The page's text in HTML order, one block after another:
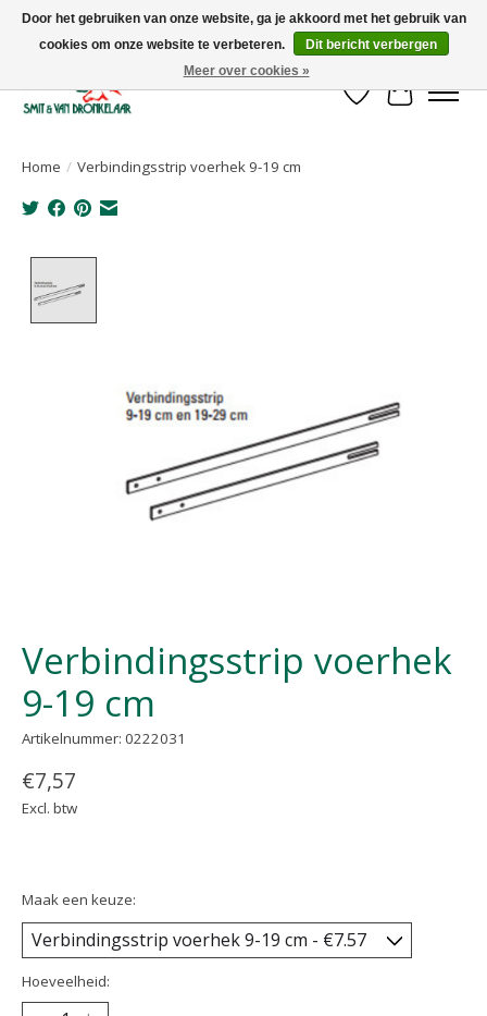
Uw leverancier voor stalinrichtingen en het opruwen van betonvloeren!
Verlanglijst
Home / Verbindingsstrip voerhek 9-19 cm
Verbindingsstrip voerhek
9-19 cm
Artikelnummer: 0222031
€7,57
Excl. btw
Maak een keuze:
Hoeveelheid:
Door het gebruiken van onze website, ga je akkoord met het gebruik van
cookies om onze website te verbeteren.
Dit bericht verbergen
Meer over cookies »